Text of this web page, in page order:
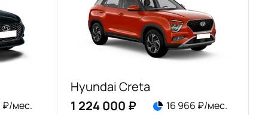
₽/мес.
Hyundai Creta
1 224 000 ₽
16 966 ₽/мес.